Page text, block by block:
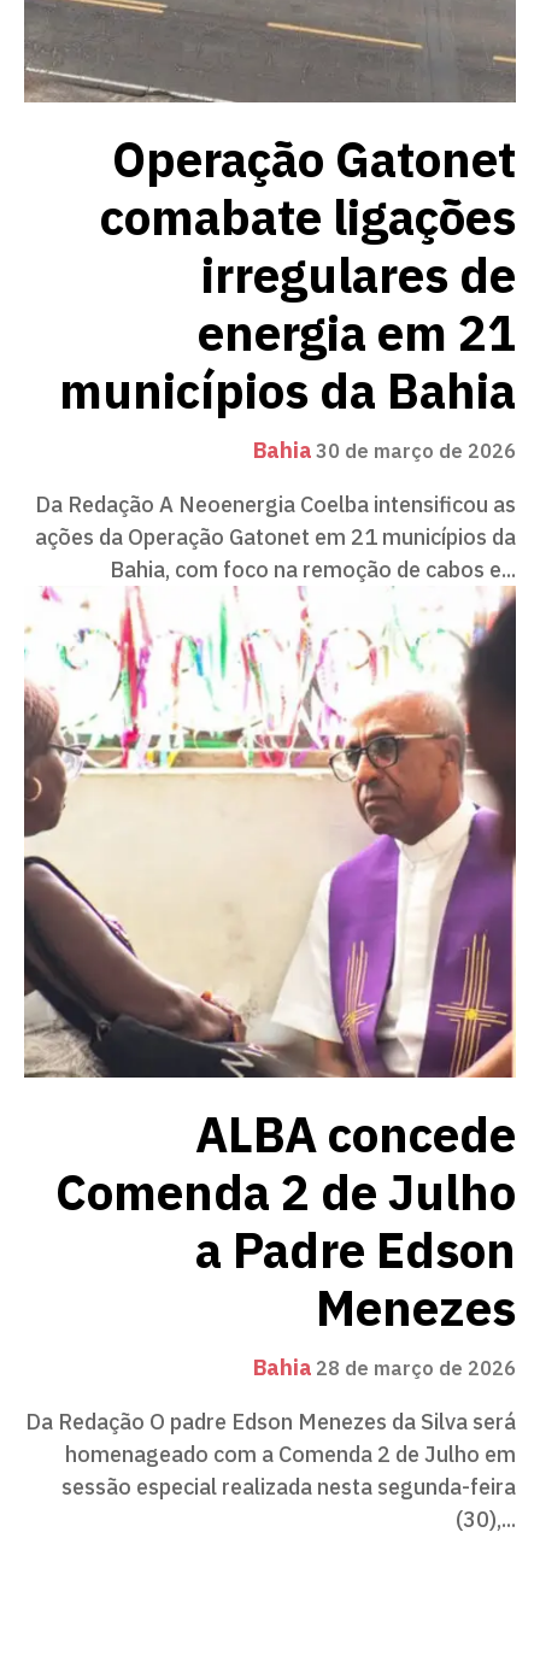
Operação Gatonet
comabate ligações
irregulares de
energia em 21
municípios da Bahia
Bahia30 de março de 2026
Da Redação A Neoenergia Coelba intensificou as
ações da Operação Gatonet em 21 municípios da
Bahia, com foco na remoção de cabos e...
ALBA concede
Comenda 2 de Julho
a Padre Edson
Menezes
Bahia 28 de março de 2026
Da Redação O padre Edson Menezes da Silva será
homenageado com a Comenda 2 de Julho em
sessão especial realizada nesta segunda-feira
(30),...